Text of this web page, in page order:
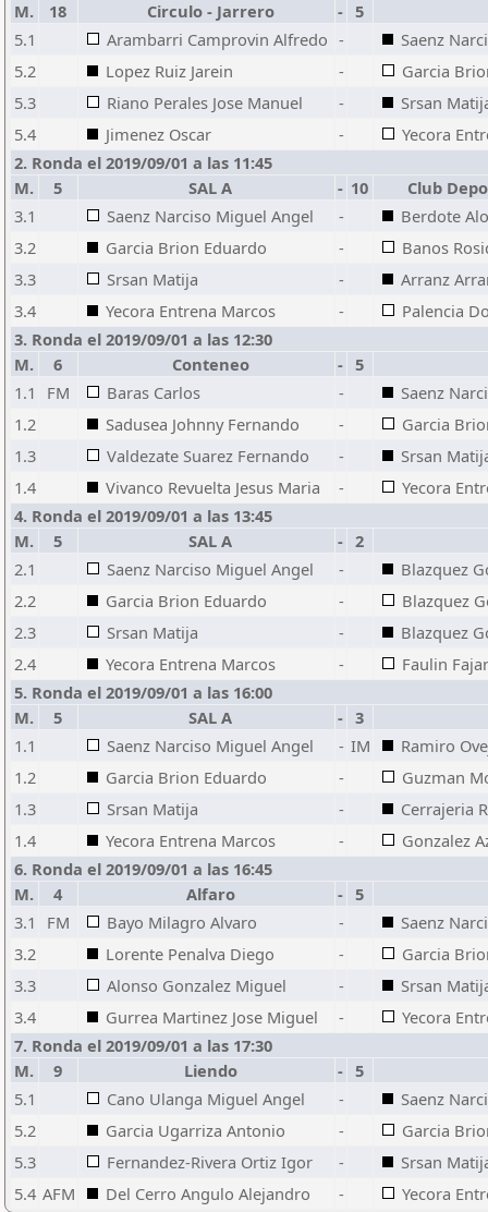
M.
18 Circulo - Jarrero - 5
5.1
Arambarri Camprovin Alfredo -
Saenz
5.2
Lopez Ruiz Jarein -
Garcia
5.3
Riano Perales Jose Manuel -
Srsan
5.4
Jimenez Oscar -
Yecora
2. Ronda el 2019/09/01 a las 11:45
M.
5 SAL A - 10
Club
3.1
Saenz Narciso Miguel Angel -
Berdote
3.2
Garcia Brion Eduardo -
Banos
3.3
Srsan Matija -
Arranz
3.4
Yecora Entrena Marcos -
Palencia
3. Ronda el 2019/09/01 a las 12:30
M.
6 Conteneo - 5
1.1
FM Baras Carlos -
Saenz
1.2
Sadusea Johnny Fernando -
Garcia
1.3
Valdezate Suarez Fernando -
Srsan
1.4
Vivanco Revuelta Jesus Maria -
Yecora
4. Ronda el 2019/09/01 a las 13:45
M.
5 SAL A - 2
2.1
Saenz Narciso Miguel Angel -
Blazquez
2.2
Garcia Brion Eduardo -
Blazquez
2.3
Srsan Matija -
Blazquez
2.4
Yecora Entrena Marcos -
Faulin
5. Ronda el 2019/09/01 a las 16:00
M.
5 SAL A - 3
1.1
Saenz Narciso Miguel Angel - IM
Ramiro
1.2
Garcia Brion Eduardo -
Guzman
1.3
Srsan Matija -
Cerrajeria
1.4
Yecora Entrena Marcos -
Gonzalez
6. Ronda el 2019/09/01 a las 16:45
M.
4 Alfaro - 5
3.1
FM Bayo Milagro Alvaro -
Saenz
3.2
Lorente Penalva Diego -
Garcia
3.3
Alonso Gonzalez Miguel -
Srsan
3.4
Gurrea Martinez Jose Miguel -
Yecora
7. Ronda el 2019/09/01 a las 17:30
M.
9 Liendo - 5
5.1
Cano Ulanga Miguel Angel -
Saenz
5.2
Garcia Ugarriza Antonio -
Garcia
5.3
Fernandez-Rivera Ortiz Igor -
Srsan
5.4 AFM Del Cerro Angulo Alejandro - Yecora